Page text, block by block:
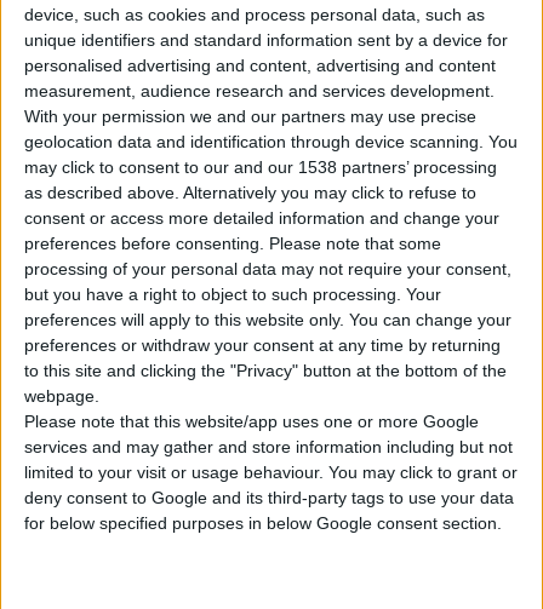
device, such as cookies and process personal data, such as
unique identifiers and standard information sent by a device for
personalised advertising and content, advertising and content
measurement, audience research and services development.
With your permission we and our partners may use precise
geolocation data and identification through device scanning. You
may click to consent to our and our 1538 partners’ processing
as described above. Alternatively you may click to refuse to
consent or access more detailed information and change your
preferences before consenting. Please note that some
processing of your personal data may not require your consent,
but you have a right to object to such processing. Your
preferences will apply to this website only. You can change your
preferences or withdraw your consent at any time by returning
to this site and clicking the "Privacy" button at the bottom of the
webpage.
Please note that this website/app uses one or more Google
services and may gather and store information including but not
limited to your visit or usage behaviour. You may click to grant or
deny consent to Google and its third-party tags to use your data
for below specified purposes in below Google consent section.
φακών επαφής, χρήσηυπολογιστή, μακρινά ταξίδια
νυχτερινήεργασία ή οδήγηση
Χαρίζουν βαθιά ενυδάτωση που διαρκεί έως και 20 ώρες και
μοναδική απαλότητα στο δέρμα σας.
Τα eyeSlices biotanix, με πιστοποιημένες θεραπευτικές
ιδιότητες και υψηλά ποιοτικά χαρακτηριστικά, διατηρούν
την υγεία και τη λάμψη των ματιών σας.
Αποβάλλετε την ένταση και το άγχος της καθημερινότητας με
τα επιθέματα κρυογέλης eyeSlices.
Δημιουργήστε ένα ατομικό SPA στο σπίτι, στο γραφείο,
στο ταξίδι σας και όπου αλλού βρίσκεστε.